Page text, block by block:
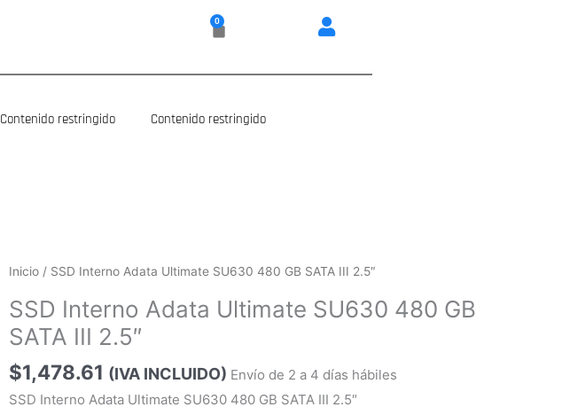
0
Carrito
Contenido restringido Contenido restringido
Inicio / SSD Interno Adata Ultimate SU630 480 GB SATA III 2.5″
SSD Interno Adata Ultimate SU630 480 GB
SATA III 2.5″
$1,478.61 (IVA INCLUIDO) Envío de 2 a 4 días hábiles
SSD Interno Adata Ultimate SU630 480 GB SATA III 2.5″